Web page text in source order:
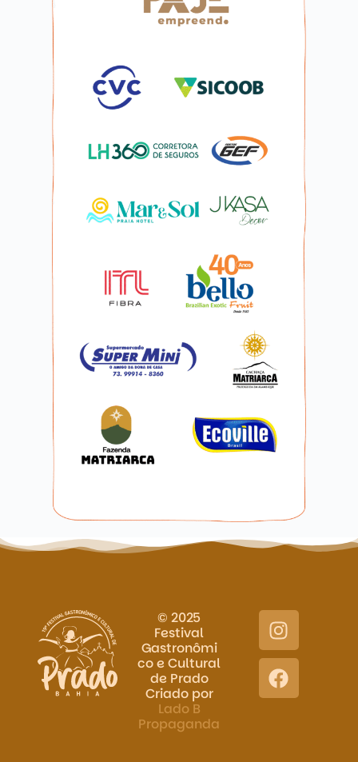
© 2025
Festival
Gastronômi
co e Cultural
de Prado
Criado por
Lado B
Propaganda